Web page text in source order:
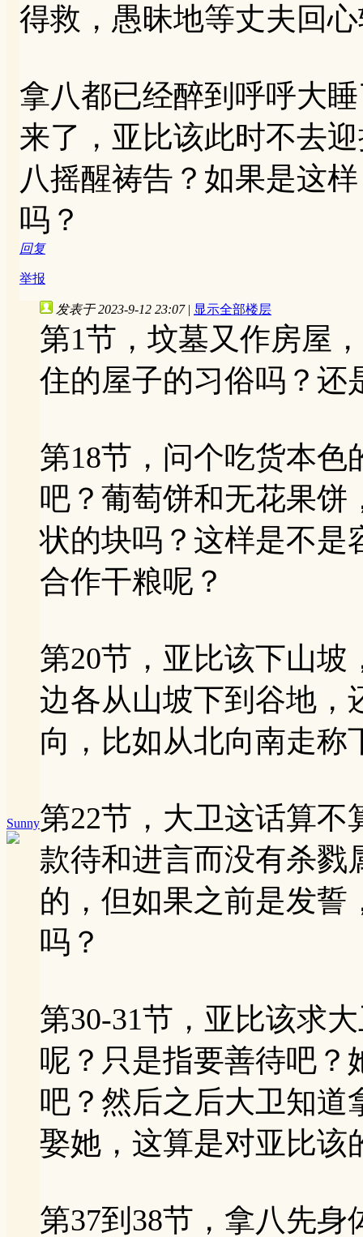
得救，愚昧地等丈夫回
拿八都已经醉到呼呼大
来了，亚比该此时不去
八摇醒祷告？如果是这
吗？
回复
举报
Sunny
发表于 2023-9-12 23:07 | 显示全部楼层
第1节，坟墓又作房屋
住的屋子的习俗吗？还
第18节，问个吃货本
吧？葡萄饼和无花果饼
状的块吗？这样是不是
合作干粮呢？
第20节，亚比该下山
边各从山坡下到谷地，
向，比如从北向南走称
第22节，大卫这话算
款待和进言而没有杀戮
的，但如果之前是发誓
吗？
第30-31节，亚比该求
呢？只是指要善待吧？
吧？然后之后大卫知道
娶她，这算是对亚比该
第37到38节，拿八先